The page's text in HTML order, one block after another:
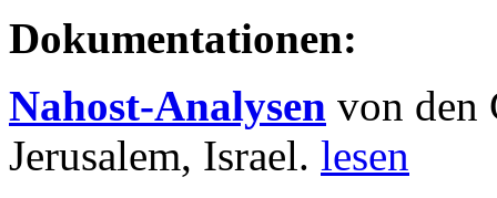
Dokumentationen:
Nahost-Analysen von den
Jerusalem, Israel. lesen